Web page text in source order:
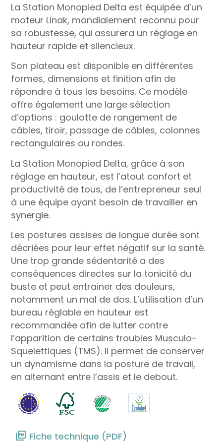
La Station Monopied Delta est équipée d’un
moteur Linak, mondialement reconnu pour
sa robustesse, qui assurera un réglage en
hauteur rapide et silencieux.
Son plateau est disponible en différentes
formes, dimensions et finition afin de
répondre à tous les besoins. Ce modèle
offre également une large sélection
d’options : goulotte de rangement de
câbles, tiroir, passage de câbles, colonnes
rectangulaires ou rondes.
La Station Monopied Delta, grâce à son
réglage en hauteur, est l’atout confort et
productivité de tous, de l’entrepreneur seul
à une équipe ayant besoin de travailler en
synergie.
Les postures assises de longue durée sont
décriées pour leur effet négatif sur la santé.
Une trop grande sédentarité a des
conséquences directes sur la tonicité du
buste et peut entrainer des douleurs,
notamment un mal de dos. L’utilisation d’un
bureau réglable en hauteur est
recommandée afin de lutter contre
l’apparition de certains troubles Musculo-
Squelettiques (TMS). Il permet de conserver
un dynamisme dans la posture de travail,
en alternant entre l’assis et le debout.
Fiche technique (PDF)